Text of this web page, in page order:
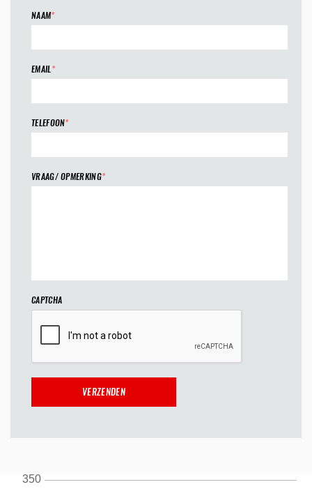
NAAM*
EMAIL*
TELEFOON*
VRAAG/ OPMERKING*
CAPTCHA